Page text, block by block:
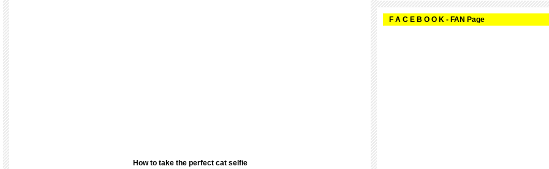
How to take the perfect cat selfie
F A C E B O O K - FAN Page